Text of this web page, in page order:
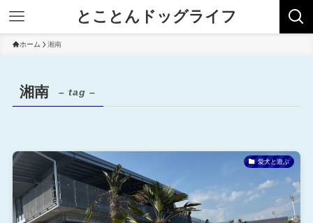
とことんドッグライフ
ホーム 湘南
湘南 – tag –
愛犬と遊ぶ